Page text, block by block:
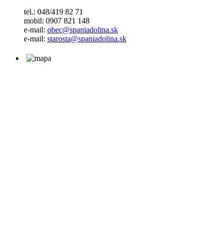
tel.: 048/419 82 71
mobil: 0907 821 148
e-mail: obec@spaniadolina.sk
e-mail: starosta@spaniadolina.sk